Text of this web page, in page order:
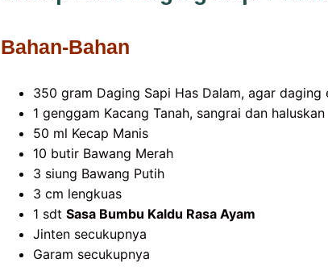
Bahan-Bahan
350 gram Daging Sapi Has Dalam, agar
1 genggam Kacang Tanah, sangrai dan haluskan
50 ml Kecap Manis
10 butir Bawang Merah
3 siung Bawang Putih
3 cm lengkuas
1 sdt Sasa Bumbu Kaldu Rasa Ayam
Jinten secukupnya
Garam secukupnya